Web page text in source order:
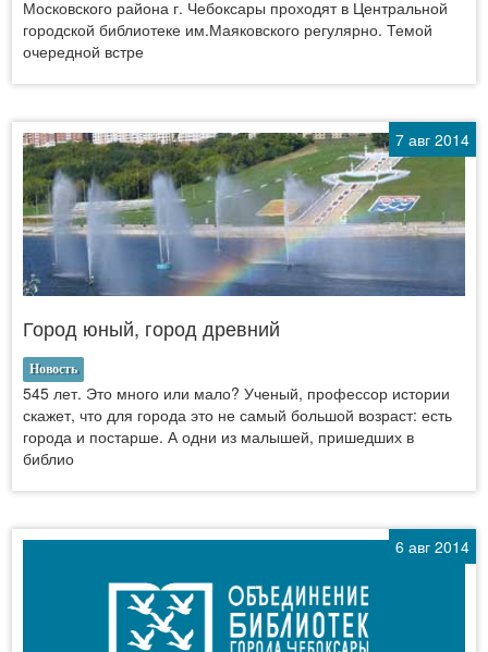
Московского района г. Чебоксары проходят в Центральной
городской библиотеке им.Маяковского регулярно. Темой
очередной встре
7 авг 2014
Город юный, город древний
Новость
545 лет. Это много или мало? Ученый, профессор истории
скажет, что для города это не самый большой возраст: есть
города и постарше. А одни из малышей, пришедших в
библио
6 авг 2014